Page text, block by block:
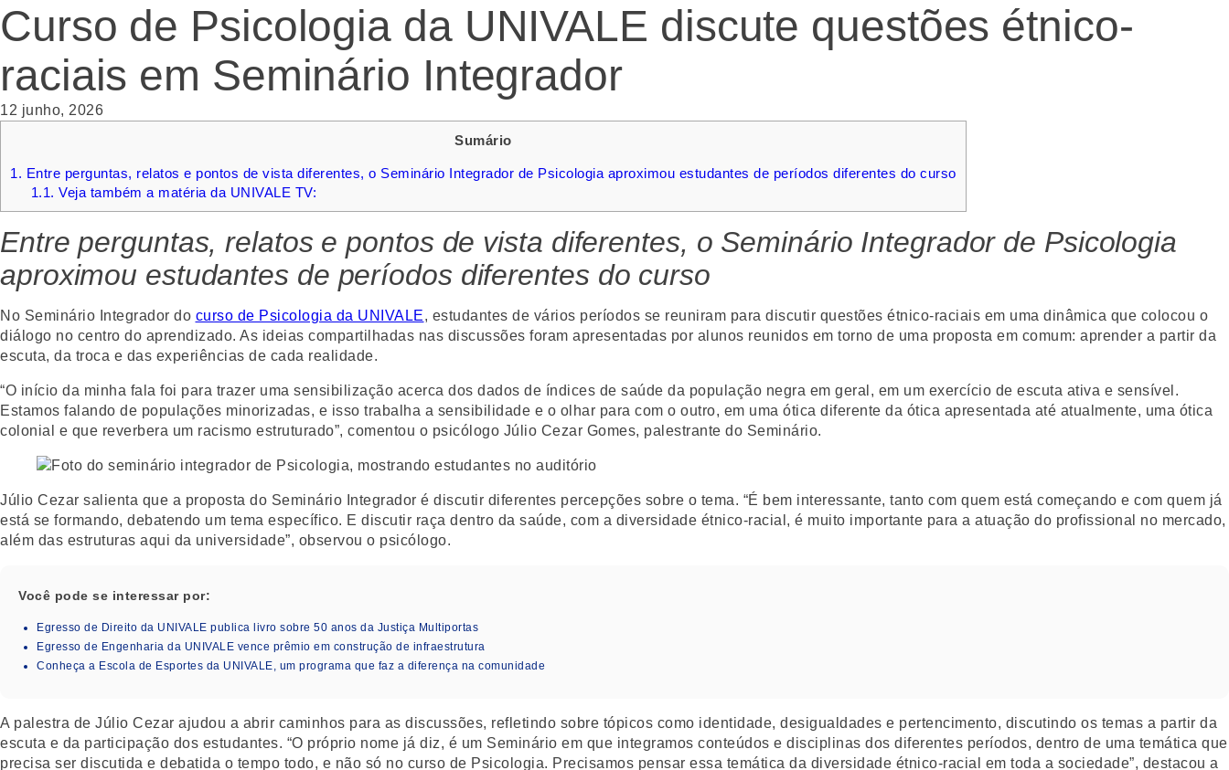
Curso de Psicologia da UNIVALE discute questões étnico-
raciais em Seminário Integrador
12 junho, 2026
Sumário
1. Entre perguntas, relatos e pontos de vista diferentes, o Seminário Integrador de Psicologia aproximou estudantes de períodos diferentes do curso
1.1. Veja também a matéria da UNIVALE TV:
Entre perguntas, relatos e pontos de vista diferentes, o Seminário Integrador de Psicologia
aproximou estudantes de períodos diferentes do curso
No Seminário Integrador do curso de Psicologia da UNIVALE, estudantes de vários períodos se reuniram para discutir questões étnico-raciais em uma dinâmica que colocou o
diálogo no centro do aprendizado. As ideias compartilhadas nas discussões foram apresentadas por alunos reunidos em torno de uma proposta em comum: aprender a partir da
escuta, da troca e das experiências de cada realidade.
“O início da minha fala foi para trazer uma sensibilização acerca dos dados de índices de saúde da população negra em geral, em um exercício de escuta ativa e sensível.
Estamos falando de populações minorizadas, e isso trabalha a sensibilidade e o olhar para com o outro, em uma ótica diferente da ótica apresentada até atualmente, uma ótica
colonial e que reverbera um racismo estruturado”, comentou o psicólogo Júlio Cezar Gomes, palestrante do Seminário.
Júlio Cezar salienta que a proposta do Seminário Integrador é discutir diferentes percepções sobre o tema. “É bem interessante, tanto com quem está começando e com quem já
está se formando, debatendo um tema específico. E discutir raça dentro da saúde, com a diversidade étnico-racial, é muito importante para a atuação do profissional no mercado,
além das estruturas aqui da universidade”, observou o psicólogo.
Você pode se interessar por:
Egresso de Direito da UNIVALE publica livro sobre 50 anos da Justiça Multiportas
Egresso de Engenharia da UNIVALE vence prêmio em construção de infraestrutura
Conheça a Escola de Esportes da UNIVALE, um programa que faz a diferença na comunidade
A palestra de Júlio Cezar ajudou a abrir caminhos para as discussões, refletindo sobre tópicos como identidade, desigualdades e pertencimento, discutindo os temas a partir da
escuta e da participação dos estudantes. “O próprio nome já diz, é um Seminário em que integramos conteúdos e disciplinas dos diferentes períodos, dentro de uma temática que
precisa ser discutida e debatida o tempo todo, e não só no curso de Psicologia. Precisamos pensar essa temática da diversidade étnico-racial em toda a sociedade”, destacou a